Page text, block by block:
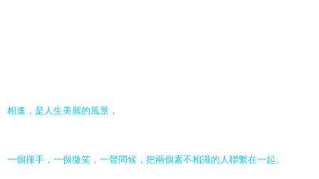
相逢，是人生美麗的風景，
一個揮手，一個微笑，一聲問候，把兩個素不相識的人聯繫在一起。